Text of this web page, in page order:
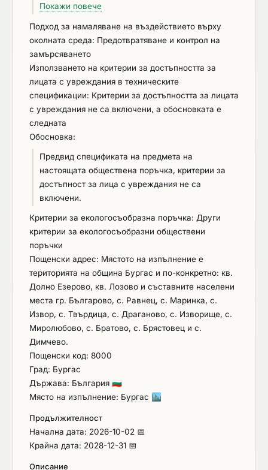
както и писмени инструкции за експлоатация и
поддръжка на новата отоплителна инсталация; -
Заснемане на монтираните устройства; -
технически преглед на новата отоплителна
инсталация между два отоплителни сезона в
замърсяването на атмосферния въздух с фини
Бургас - II“, Приоритетна ос „Въздух“, процедура
№ BG16FFPR002-5.001 „За по-чист въздух!“.
Процедурата обхваща територии в страната, при
които има налице нарушено качество на
атмосферния въздух. Целта е да се допринесе
за подобряване качеството на въздуха на
територията на общини, при които са отчетени
наднормени нива на фини прахови частици и
Покажи повече
Подход за намаляване на въздействието върху
околната среда: Предотвратяване и контрол на
замърсяването
Използването на критерии за достъпността за
лицата с увреждания в техническите
спецификации: Критерии за достъпността за лицата
с увреждания не са включени, а обосновката е
следната
Обосновка:
Предвид спецификата на предмета на
настоящата обществена поръчка, критерии за
достъпност за лица с увреждания не са
включени.
Критерии за екологосъобразна поръчка: Други
критерии за екологосъобразни обществени
поръчки
Пощенски адрес: Мястото на изпълнение е
територията на община Бургас и по-конкретно: кв.
Долно Езерово, кв. Лозово и съставните населени
места гр. Българово, с. Равнец, с. Маринка, с.
Извор, с. Твърдица, с. Драганово, с. Изворище, с.
Миролюбово, с. Братово, с. Брястовец и с.
Димчево.
Пощенски код: 8000
Град: Бургас
Държава: България 🇧🇬
Място на изпълнение: Бургас 🏙️
Продължителност
Начална дата: 2026-10-02 📅
Крайна дата: 2028-12-31 📅
Описание